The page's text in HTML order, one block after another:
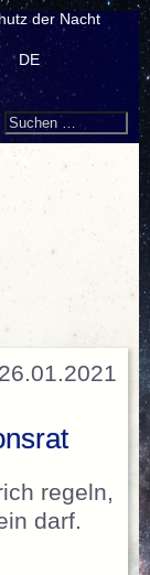
der Nacht
DE
Search
Suchen
26.01.2021
regeln,
darf.